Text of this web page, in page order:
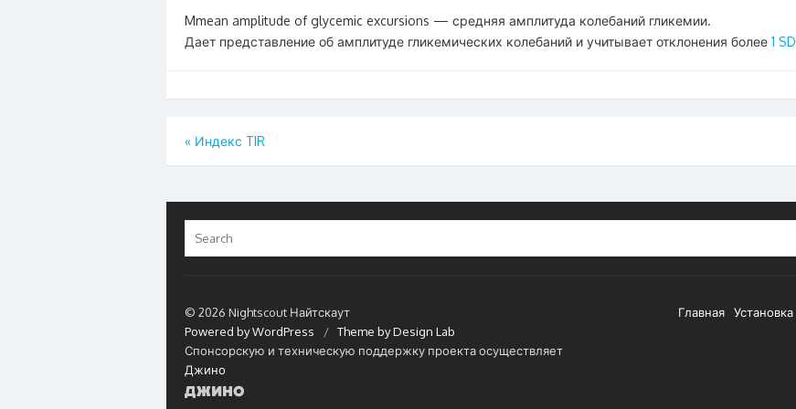
Mmean amplitude of glycemic excursions — средняя амплитуда колебаний гликемии.
Дает представление об амплитуде гликемических колебаний и учитывает отклонения более 1 SD
Навигация
по
записям
« Индекс TIR
for:
© 2026 Nightscout Найтскаут
Powered by WordPress
/ Theme by Design Lab
Спонсорскую и техническую поддержку проекта осуществляет
Джино
Главная Установка